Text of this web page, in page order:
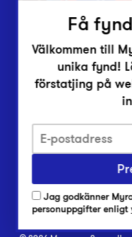
Integritetsskyddspolicy
Har du frågor om
Har du frågor om vår
Vanliga frågor om Myrorna
Få
Välkommen till
unika fynd!
förstatjing på
Jag godkänner
personuppgifter enligt